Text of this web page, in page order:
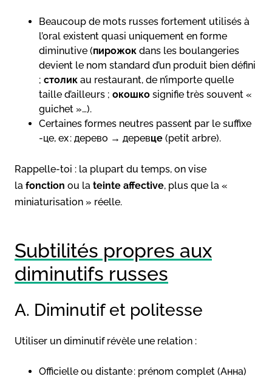
Beaucoup de mots russes fortement utilisés à
l’oral existent quasi uniquement en forme
diminutive (пирожок dans les boulangeries
devient le nom standard d’un produit bien défini
; столик au restaurant, de n’importe quelle
taille d’ailleurs ; окошко signifie très souvent «
guichet »…).
Certaines formes neutres passent par le suffixe
-це, ex : дерево → деревце (petit arbre).
Rappelle-toi : la plupart du temps, on vise
la fonction ou la teinte affective, plus que la «
miniaturisation » réelle.
Subtilités propres aux
diminutifs russes
A. Diminutif et politesse
Utiliser un diminutif révèle une relation :
Officielle ou distante : prénom complet (Анна)